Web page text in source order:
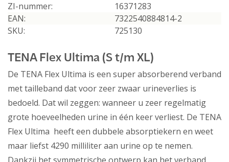
ZI-nummer:
16371283
EAN:
7322540884814-2
SKU:
725130
TENA Flex Ultima (S t/m XL)
De TENA Flex Ultima is een super absorberend verband
met tailleband dat voor zeer zwaar urineverlies is
bedoeld. Dat wil zeggen: wanneer u zeer regelmatig
grote hoeveelheden urine in één keer verliest. De TENA
Flex Ultima heeft een dubbele absorptiekern en weet
maar liefst 4290 milliliter aan urine op te nemen.